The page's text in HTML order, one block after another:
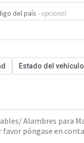
del país - opcional
Estado del vehículo